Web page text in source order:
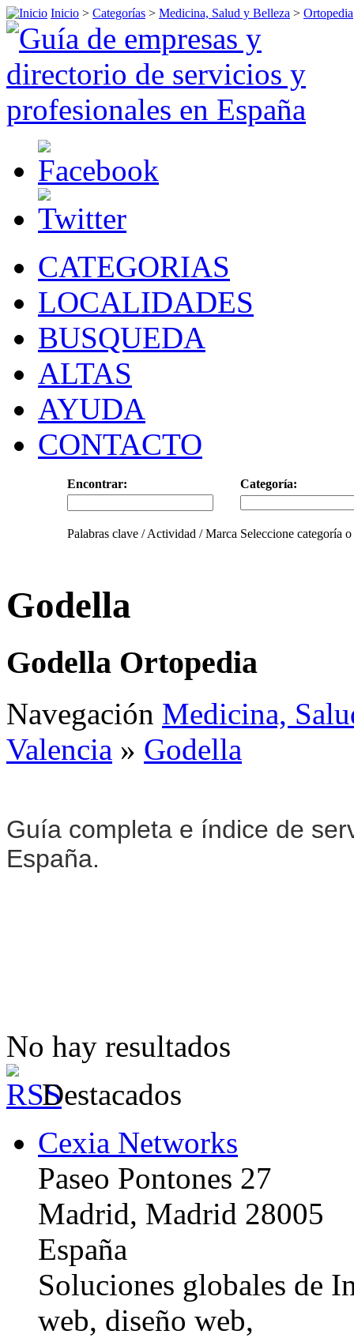
Inicio > Categorías > Medicina, Salud y Belleza > Ortopedia
CATEGORIAS
LOCALIDADES
BUSQUEDA
ALTAS
AYUDA
CONTACTO
Encontrar: Categoría:
Palabras clave / Actividad / Marca Seleccione categoría
Godella
Godella Ortopedia
Navegación Medicina,
Valencia » Godella
Guía completa e índice de
España.
No hay resultados
Destacados
Cexia Networks
Paseo Pontones 27
Madrid, Madrid 28005
España
Soluciones globales de
web, diseño web,